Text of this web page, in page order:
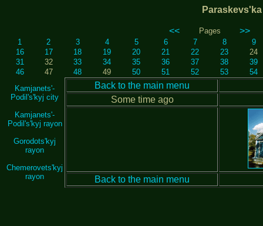
<< Pages >>
1 2 3 4 5 6 7 8
9
16
17 18 19 20 21 22 23
24
31
32 33 34 35 36 37 38
39
46
47 48 49 50 51 52 53
54
Kamjanets'-
Podil's'kyj city
Kamjanets'-
Podil's'kyj rayon
Gorodots'kyj
rayon
Chemerovets'kyj
rayon
Back to the main menu
Some time ago
Back to the main menu